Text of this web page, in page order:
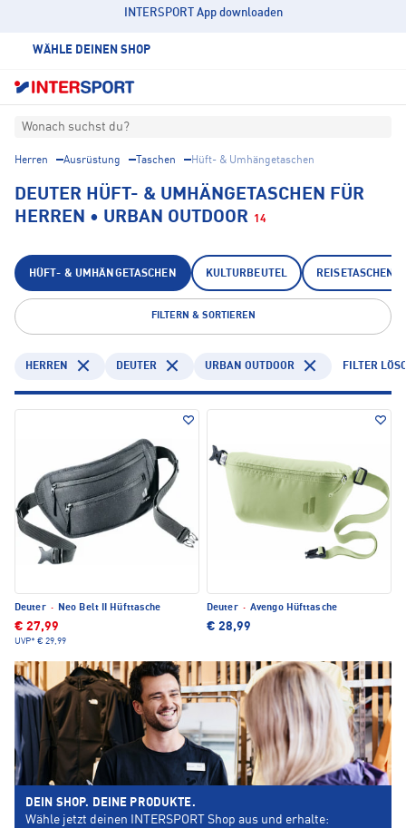
INTERSPORT App downloaden
WÄHLE DEINEN SHOP
Wonach suchst du?
Herren Ausrüstung Taschen Hüft- & Umhängetaschen
DEUTER HÜFT- & UMHÄNGETASCHEN FÜR
HERREN • URBAN OUTDOOR 14
HÜFT- & UMHÄNGETASCHEN KULTURBEUTEL REISETASCHEN
FILTERN & SORTIEREN
HERREN DEUTER URBAN OUTDOOR FILTER
Deuter · Neo Belt II Hüfttasche
€ 27,99
UVP* € 29,99
Deuter · Avengo Hüfttasche
€ 28,99
DEIN SHOP. DEINE PRODUKTE.
Wähle jetzt deinen INTERSPORT Shop aus und erhalte: